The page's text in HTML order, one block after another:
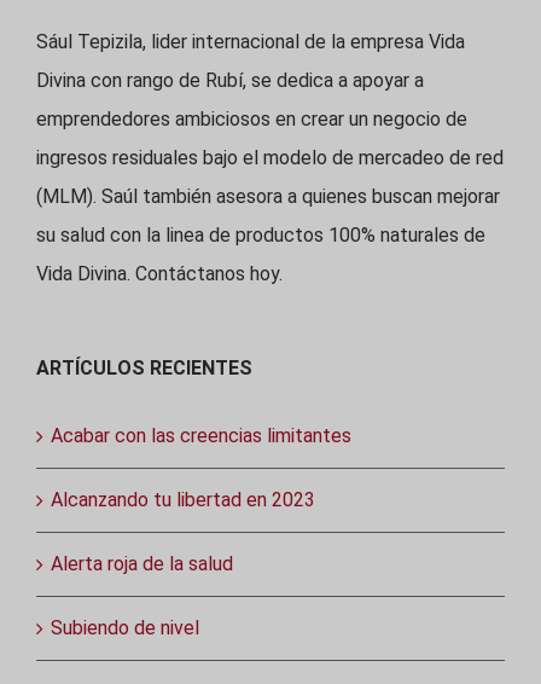
Sául Tepizila, lider internacional de la empresa Vida
Divina con rango de Rubí, se dedica a apoyar a
emprendedores ambiciosos en crear un negocio de
ingresos residuales bajo el modelo de mercadeo de red
(MLM). Saúl también asesora a quienes buscan mejorar
su salud con la linea de productos 100% naturales de
Vida Divina. Contáctanos hoy.
ARTÍCULOS RECIENTES
Acabar con las creencias limitantes
Alcanzando tu libertad en 2023
Alerta roja de la salud
Subiendo de nivel